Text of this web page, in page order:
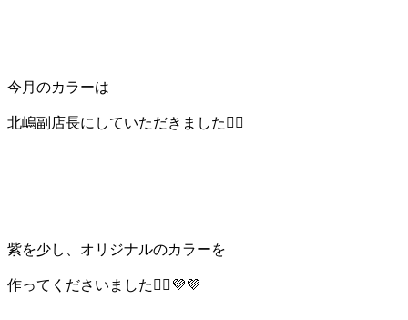
今月のカラーは
北嶋副店長にしていただきました🙆‍♀️
紫を少し、オリジナルのカラーを
作ってくださいました🙆‍♀️💜💜